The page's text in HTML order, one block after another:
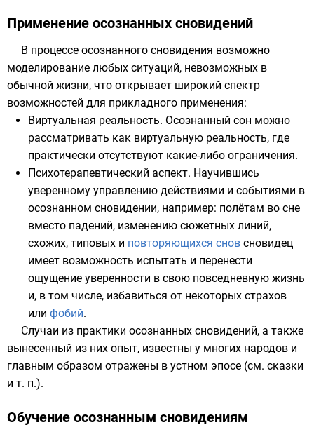
Применение осознанных сновидений
В процессе осознанного сновидения возможно
моделирование любых ситуаций, невозможных в
обычной жизни, что открывает широкий спектр
возможностей для прикладного применения:
Виртуальная реальность. Осознанный сон можно
рассматривать как виртуальную реальность, где
практически отсутствуют какие-либо ограничения.
Психотерапевтический аспект. Научившись
уверенному управлению действиями и событиями в
осознанном сновидении, например: полётам во сне
вместо падений, изменению сюжетных линий,
схожих, типовых и повторяющихся снов сновидец
имеет возможность испытать и перенести
ощущение уверенности в свою повседневную жизнь
и, в том числе, избавиться от некоторых страхов
или фобий.
Случаи из практики осознанных сновидений, а также
вынесенный из них опыт, известны у многих народов и
главным образом отражены в устном эпосе (см. сказки
и т. п.).
Обучение осознанным сновидениям